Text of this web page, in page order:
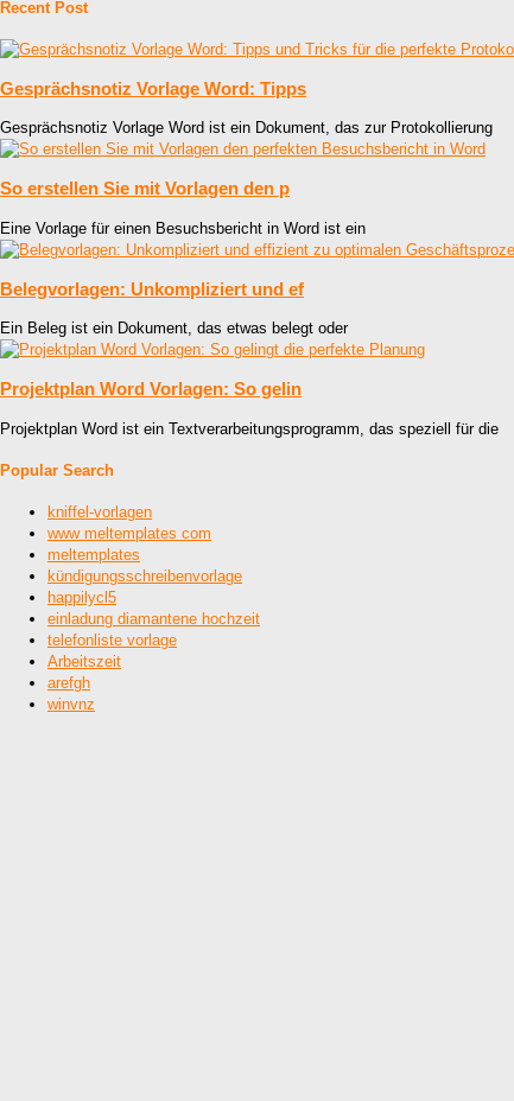
Recent Post
Gesprächsnotiz Vorlage Word: Tipps
Gesprächsnotiz Vorlage Word ist ein Dokument, das zur Protokollierung
So erstellen Sie mit Vorlagen den p
Eine Vorlage für einen Besuchsbericht in Word ist ein
Belegvorlagen: Unkompliziert und ef
Ein Beleg ist ein Dokument, das etwas belegt oder
Projektplan Word Vorlagen: So gelin
Projektplan Word ist ein Textverarbeitungsprogramm, das speziell für die
Popular Search
kniffel-vorlagen
www meltemplates com
meltemplates
kündigungsschreibenvorlage
happilycl5
einladung diamantene hochzeit
telefonliste vorlage
Arbeitszeit
arefgh
winvnz